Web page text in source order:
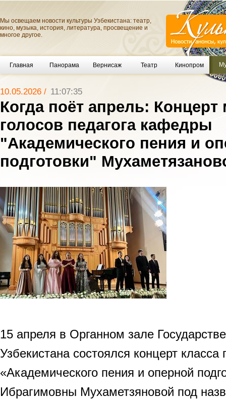
Мы освещаем новости культуры Узбекистана: театр,
кино, музыка, история, литература, просвещение и
многое другое.
Главная Панорама Вернисаж Театр Кинопром
10.05.2026 / 11:07:35
Когда поёт апрель:
голосов педагога кафедры
"Академического пения и
подготовки"
15 апреля в Органном зале
Узбекистана состоялся концерт
«Академического пения и оперной
Ибрагимовны Мухаметзяновой под